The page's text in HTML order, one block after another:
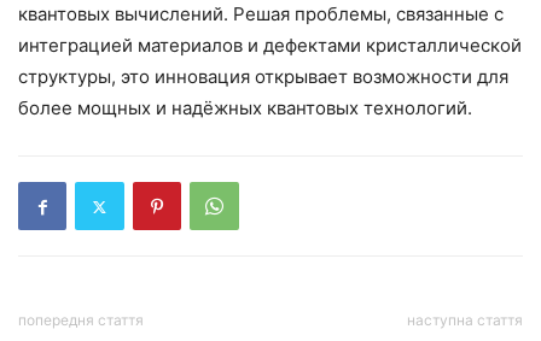
квантовых вычислений. Решая проблемы, связанные с
интеграцией материалов и дефектами кристаллической
структуры, это инновация открывает возможности для
более мощных и надёжных квантовых технологий.
попередня стаття наступна стаття